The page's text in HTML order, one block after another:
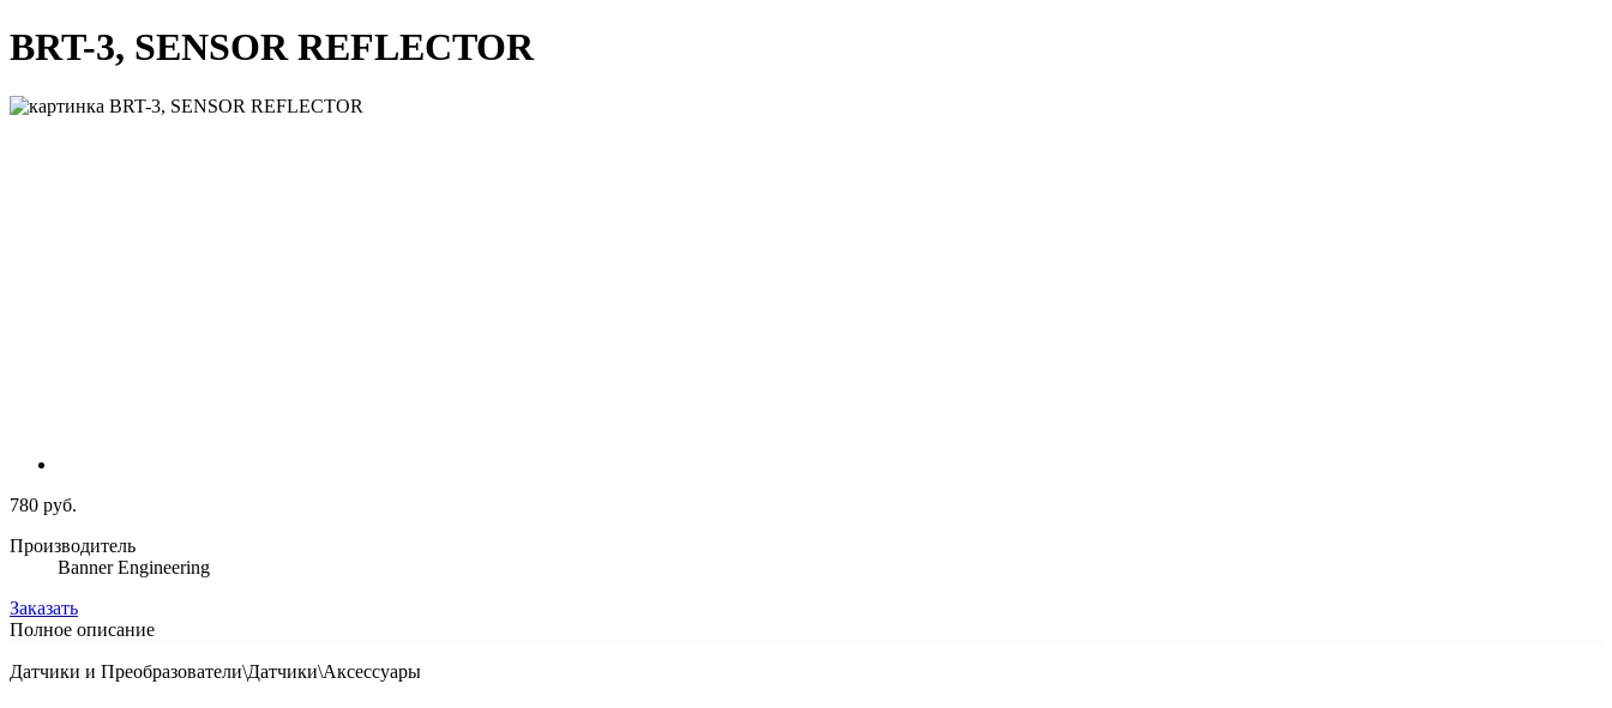
BRT-3, SENSOR REFLECTOR
780 руб.
Производитель
Banner Engineering
Заказать
Полное описание
Датчики и Преобразователи\Датчики\Аксессуары